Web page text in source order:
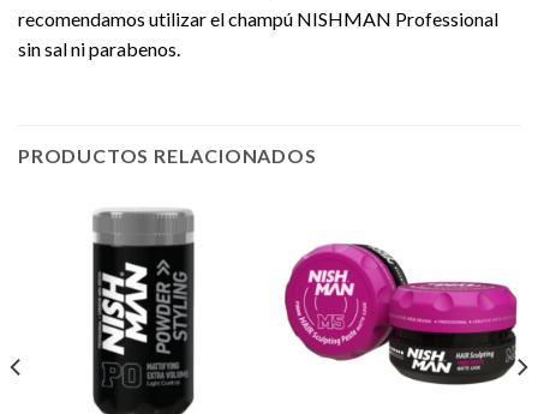
recomendamos utilizar el champú NISHMAN Professional
sin sal ni parabenos.
PRODUCTOS RELACIONADOS